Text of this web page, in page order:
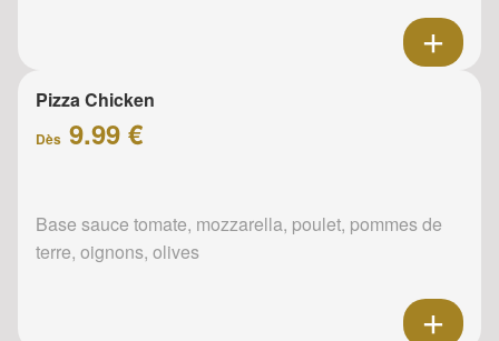
Pizza Chicken
Dès 9.99 €
Base sauce tomate, mozzarella, poulet, pommes de
terre, oignons, olives